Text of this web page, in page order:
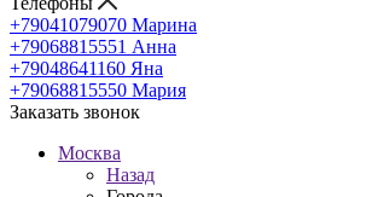
+79041079070 Марина
+79068815551 Анна
+79048641160 Яна
+79068815550 Мария
Заказать звонок
Москва
Назад